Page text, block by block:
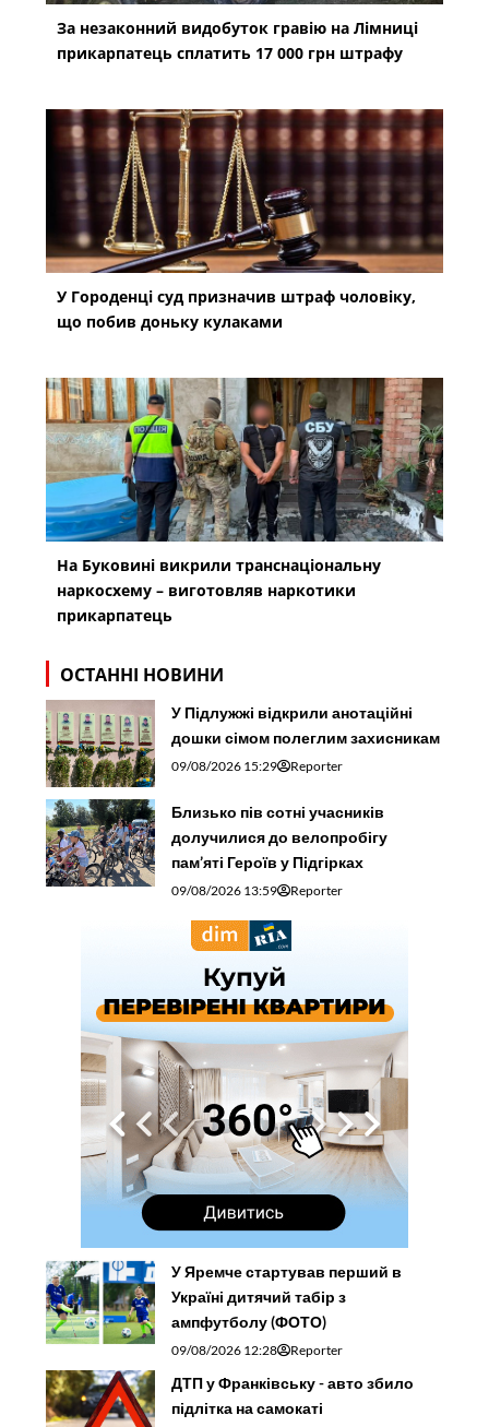
За незаконний видобуток гравію на Лімниці
прикарпатець сплатить 17 000 грн штрафу
У Городенці суд призначив штраф чоловіку,
що побив доньку кулаками
На Буковині викрили транснаціональну
наркосхему – виготовляв наркотики
прикарпатець
ОСТАННІ НОВИНИ
У Підлужжі відкрили анотаційні
дошки сімом полеглим захисникам
09/08/2026 15:29 Reporter
Близько пів сотні учасників
долучилися до велопробігу
пам’яті Героїв у Підгірках
09/08/2026 13:59 Reporter
У Яремче стартував перший в
Україні дитячий табір з
ампфутболу (ФОТО)
09/08/2026 12:28 Reporter
ДТП у Франківську - авто збило
підлітка на самокаті